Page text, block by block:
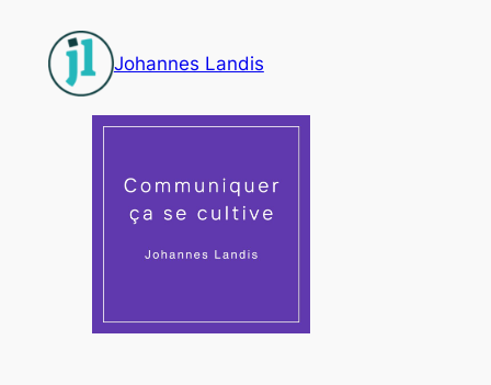
contenu
Johannes Landis